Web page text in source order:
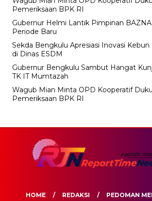
Pemeriksaan BPK RI
Gubernur Helmi Lantik Pimpinan
Periode Baru
Sekda Bengkulu Apresiasi Inovasi
di Dinas ESDM
Gubernur Bengkulu Sambut Hangat
TK IT Mumtazah
Wagub Mian Minta OPD Kooperatif
Pemeriksaan BPK RI
HOME REDAKSI PEDOMAN